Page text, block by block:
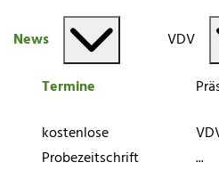
News
Termine
kostenlose
Probezeitschrift
VDV
...